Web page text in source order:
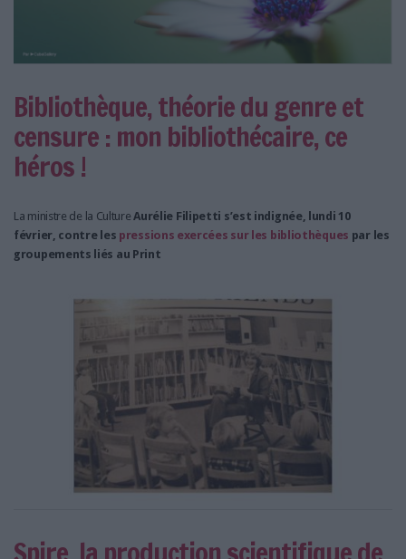
Bibliothèque, théorie du genre et
censure : mon bibliothécaire, ce
héros !
La ministre de la CultureAurélie Filipetti s’est indignée, lundi 10
février, contre les pressions exercées sur les bibliothèques par les
groupements liés au Print